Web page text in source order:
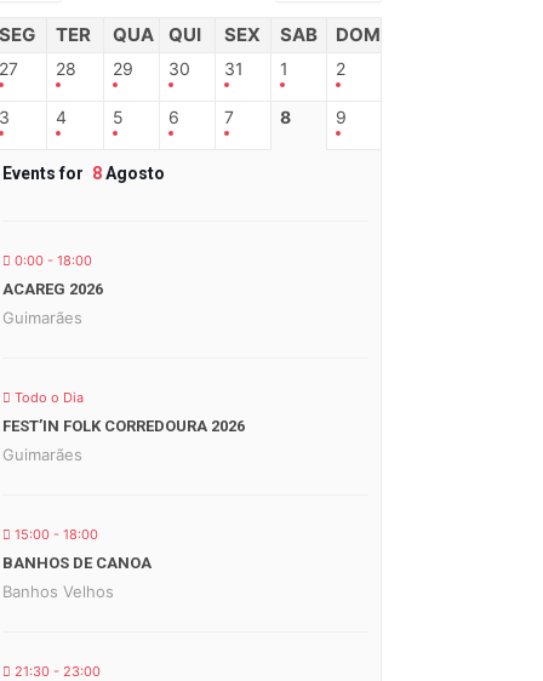
SEG TER QUA QUI SEX SAB DOM
27 28 29 30 31 1 2
3 4 5 6 7 8 9
Events for 8Agosto
0:00 - 18:00
ACAREG 2026
Guimarães
Todo o Dia
FEST’IN FOLK CORREDOURA 2026
Guimarães
15:00 - 18:00
BANHOS DE CANOA
Banhos Velhos
21:30 - 23:00